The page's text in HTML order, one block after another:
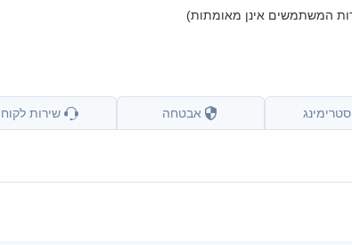
המשתמשים אינן מאומתות)
סטרימינג אבטחה שירות